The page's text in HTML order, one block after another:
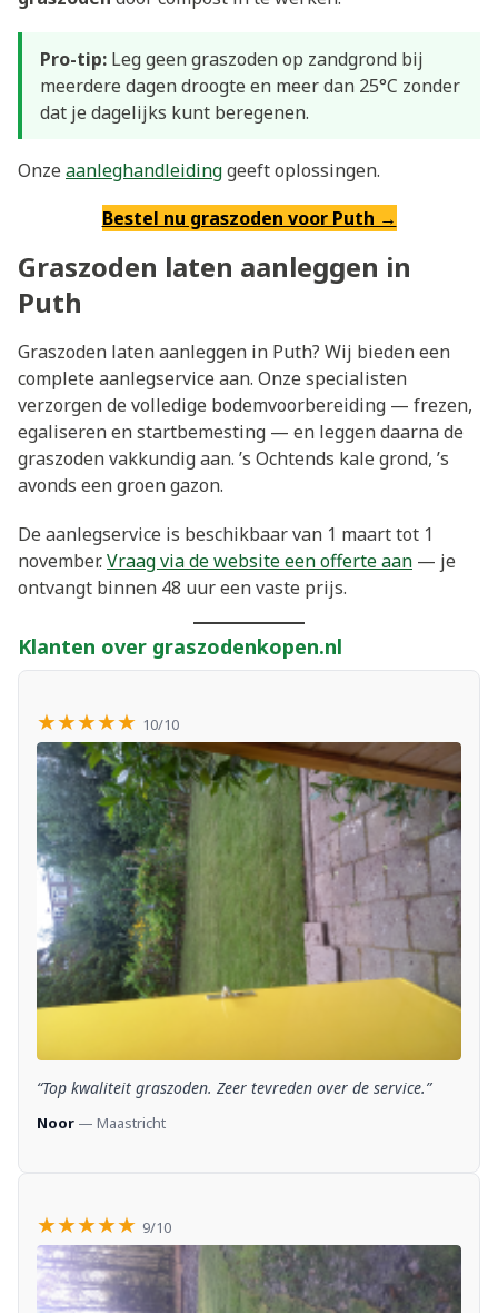
Pro-tip: Leg geen graszoden op zandgrond bij
meerdere dagen droogte en meer dan 25°C zonder
dat je dagelijks kunt beregenen.
Onzeaanleghandleidinggeeft oplossingen.
Bestel nu graszoden voor Puth →
Graszoden laten aanleggen in
Puth
Graszoden laten aanleggen in Puth? Wij bieden een
complete aanlegservice aan. Onze specialisten
verzorgen de volledige bodemvoorbereiding — frezen,
egaliseren en startbemesting — en leggen daarna de
graszoden vakkundig aan. ’s Ochtends kale grond, ’s
avonds een groen gazon.
De aanlegservice is beschikbaar van 1 maart tot 1
november.Vraag via de website een offerte aan — je
ontvangt binnen 48 uur een vaste prijs.
Klanten over graszodenkopen.nl
★★★★★ 10/10
“Top kwaliteit graszoden. Zeer tevreden over de service.”
Noor — Maastricht
★★★★★ 9/10